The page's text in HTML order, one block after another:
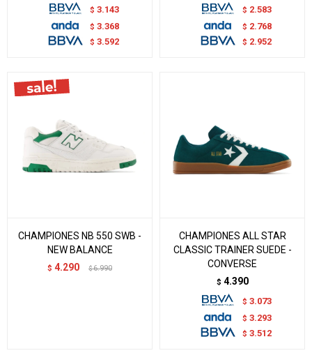
$ 3.143
$ 3.368
$ 3.592
$ 2.583
$ 2.768
$ 2.952
CHAMPIONES NB 550 SWB -
NEW BALANCE
$ 4.290 $ 6.990
CHAMPIONES ALL STAR
CLASSIC TRAINER SUEDE -
CONVERSE
$ 4.390
$ 3.073
$ 3.293
$ 3.512